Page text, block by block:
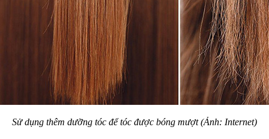
Sử dụng thêm dưỡng tóc để tóc được bóng mượt (Ảnh: Internet)